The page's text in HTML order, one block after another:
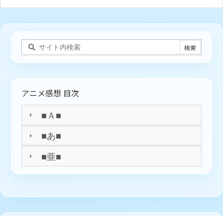


アニメ感想 目次
■Ａ■
■あ■
■亜■